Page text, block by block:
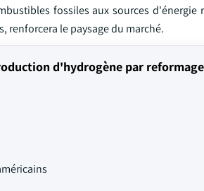
fossiles aux sources d'énergie
le paysage du marché.
d'hydrogène par